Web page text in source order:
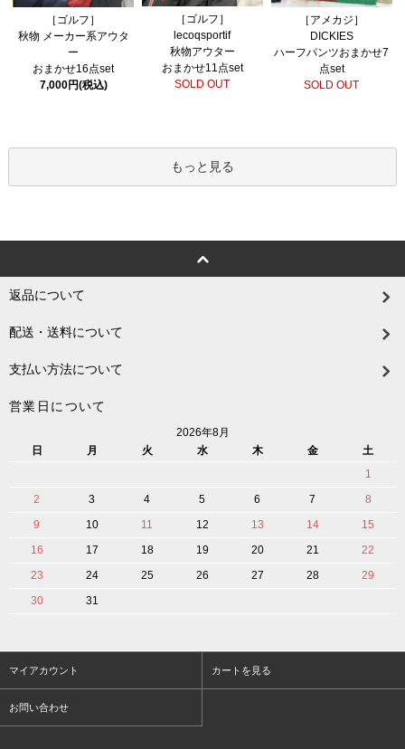
［ゴルフ］
秋物 メーカー系アウタ
ー
おまかせ16点set
7,000円(税込)
［ゴルフ］
lecoqsportif
秋物アウター
おまかせ11点set
SOLD OUT
［アメカジ］
DICKIES
ハーフパンツおまかせ7
点set
SOLD OUT
もっと見る
返品について
配送・送料について
支払い方法について
営業日について
2026年8月
日
月 火 水 木 金
土
1
2
3 4 5 6 7
8
9
10 11 12 13 14
15
16
17 18 19 20 21
22
23
24 25 26 27 28
29
30
31
マイアカウント カートを見る
お問い合わせ